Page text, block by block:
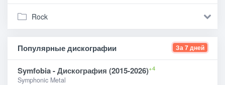
Rock
Популярные дискографии За 7 дней
Symfobia - Дискография (2015-2026)+4
Symphonic Metal